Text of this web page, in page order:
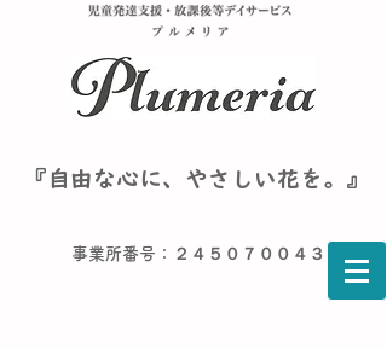
『自由な心に、やさしい花を。』
事業所番号：２４５０７００４３６